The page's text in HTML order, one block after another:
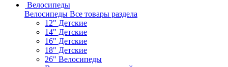
Велосипеды
Велосипеды Все товары раздела
12" Детские
14" Детские
16" Детские
18" Детские
26" Велосипеды